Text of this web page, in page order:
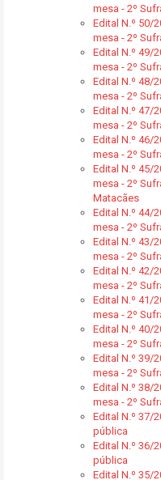
mesa - 2º
Edital N.º 50/
mesa - 2º
Edital N.º 49/
mesa - 2º
Edital N.º 48/
mesa - 2º
Edital N.º 47/
mesa - 2º
Edital N.º 46/
mesa - 2º
Edital N.º 45/
mesa - 2º
Matacães
Edital N.º 44/
mesa - 2º
Edital N.º 43/
mesa - 2º
Edital N.º 42/
mesa - 2º
Edital N.º 41/
mesa - 2º
Edital N.º 40/
mesa - 2º
Edital N.º 39/
mesa - 2º
Edital N.º 38/
mesa - 2º
Edital N.º 37/
pública
Edital N.º 36/
pública
Edital N.º 35/